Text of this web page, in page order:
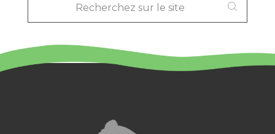
LE
SITE